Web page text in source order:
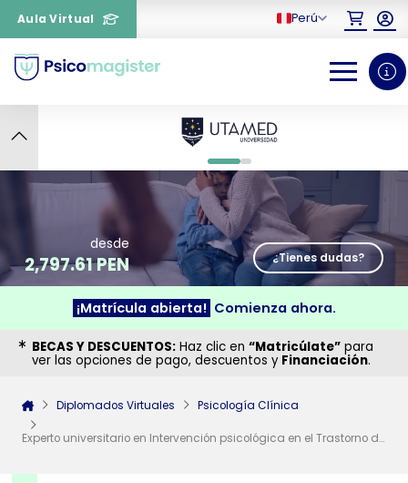
Aula Virtual Perú
0 1
desde
2,797.61 PEN ¿Tienes dudas?
¡Matrícula abierta! Comienza ahora.
BECAS Y DESCUENTOS: Haz clic en “Matricúlate” para
ver las opciones de pago, descuentos y Financiación.
Diplomados Virtuales Psicología Clínica
Experto universitario en Intervención psicológica en el Trastorno de Estrés Postraumático desde la EMDR
¿Necesitas más información
sobre un curso?